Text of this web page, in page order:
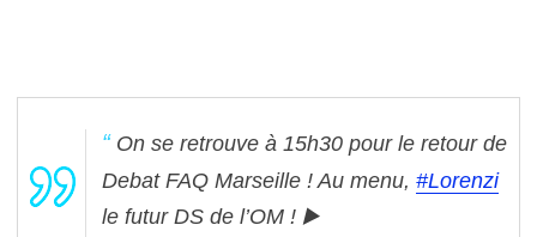
On se retrouve à 15h30 pour le retour de
Debat FAQ Marseille ! Au menu, #Lorenzi
le futur DS de l’OM ! ▶️